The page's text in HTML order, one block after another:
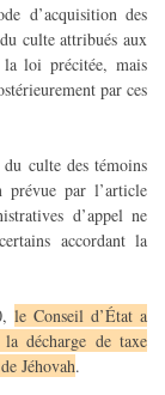
d’acquisition des
culte attribués aux
la loi précitée, mais
par ces
culte des témoins
prévue par l’article
d’appel ne
accordant la
le Conseil d’État a
décharge de taxe
Jéhovah.